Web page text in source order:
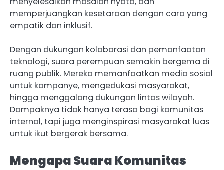
memperjuangkan kesetaraan dengan cara yang
empatik dan inklusif.
Dengan dukungan kolaborasi dan pemanfaatan
teknologi, suara perempuan semakin bergema di
ruang publik. Mereka memanfaatkan media sosial
untuk kampanye, mengedukasi masyarakat,
hingga menggalang dukungan lintas wilayah.
Dampaknya tidak hanya terasa bagi komunitas
internal, tapi juga menginspirasi masyarakat luas
untuk ikut bergerak bersama.
Mengapa Suara Komunitas